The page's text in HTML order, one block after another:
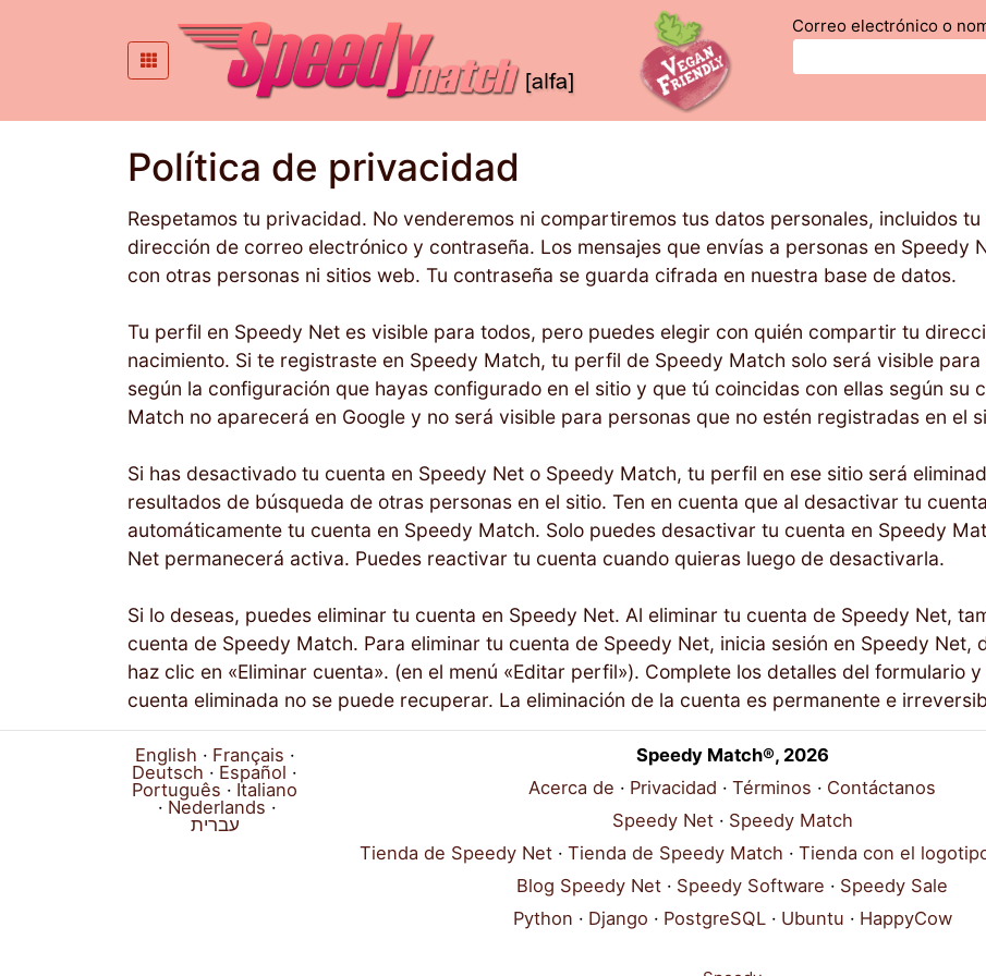
Correo electrónico o
Política de privacidad
Respetamos tu privacidad. No venderemos ni compartiremos tus datos personales, incluidos
dirección de correo electrónico y contraseña. Los mensajes que envías a personas en Speedy
con otras personas ni sitios web. Tu contraseña se guarda cifrada en nuestra base de datos.
Tu perfil en Speedy Net es visible para todos, pero puedes elegir con quién compartir tu
nacimiento. Si te registraste en Speedy Match, tu perfil de Speedy Match solo será visible
según la configuración que hayas configurado en el sitio y que tú coincidas con ellas según su
Match no aparecerá en Google y no será visible para personas que no estén registradas en el
Si has desactivado tu cuenta en Speedy Net o Speedy Match, tu perfil en ese sitio será
resultados de búsqueda de otras personas en el sitio. Ten en cuenta que al desactivar tu
automáticamente tu cuenta en Speedy Match. Solo puedes desactivar tu cuenta en Speedy
Net permanecerá activa. Puedes reactivar tu cuenta cuando quieras luego de desactivarla.
Si lo deseas, puedes eliminar tu cuenta en Speedy Net. Al eliminar tu cuenta de Speedy Net,
cuenta de Speedy Match. Para eliminar tu cuenta de Speedy Net, inicia sesión en Speedy Net,
haz clic en «Eliminar cuenta». (en el menú «Editar perfil»). Complete los detalles del formulario
cuenta eliminada no se puede recuperar. La eliminación de la cuenta es permanente e
English
Français
Deutsch
Español
Português
Italiano
Nederlands
עברית
Speedy Match®, 2026
Acerca de
Privacidad Términos
Contáctanos
Speedy Net
Speedy Match
Tienda de Speedy Net
Tienda de Speedy Match
Tienda con el
Blog Speedy Net
Speedy Software
Speedy Sale
Python
Django PostgreSQL Ubuntu HappyCow